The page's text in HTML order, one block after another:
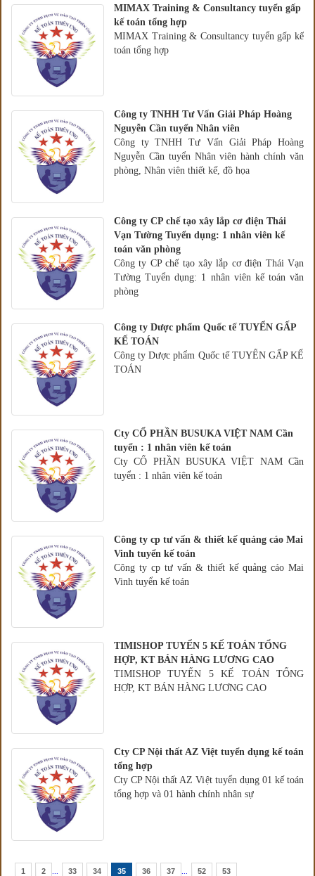
MIMAX Training & Consultancy tuyển gấp
kế toán tổng hợp
MIMAX Training & Consultancy tuyển gấp kế
toán tổng hợp
Công ty TNHH Tư Vấn Giải Pháp Hoàng
Nguyễn Cần tuyển Nhân viên
Công ty TNHH Tư Vấn Giải Pháp Hoàng
Nguyễn Cần tuyển Nhân viên hành chính văn
phòng, Nhân viên thiết kế, đồ họa
Công ty CP chế tạo xây lắp cơ điện Thái
Vạn Tường Tuyển dụng: 1 nhân viên kế
toán văn phòng
Công ty CP chế tạo xây lắp cơ điện Thái Vạn
Tường Tuyển dụng: 1 nhân viên kế toán văn
phòng
Công ty Dược phẩm Quốc tế TUYỂN GẤP
KẾ TOÁN
Công ty Dược phẩm Quốc tế TUYỂN GẤP KẾ
TOÁN
Cty CỔ PHẦN BUSUKA VIỆT NAM Cần
tuyển : 1 nhân viên kế toán
Cty CỔ PHẦN BUSUKA VIỆT NAM Cần
tuyển : 1 nhân viên kế toán
Công ty cp tư vấn & thiết kế quảng cáo Mai
Vinh tuyển kế toán
Công ty cp tư vấn & thiết kế quảng cáo Mai
Vinh tuyển kế toán
TIMISHOP TUYỂN 5 KẾ TOÁN TỔNG
HỢP, KT BÁN HÀNG LƯƠNG CAO
TIMISHOP TUYỂN 5 KẾ TOÁN TỔNG
HỢP, KT BÁN HÀNG LƯƠNG CAO
Cty CP Nội thất AZ Việt tuyển dụng kế toán
tổng hợp
Cty CP Nội thất AZ Việt tuyển dụng 01 kế toán
tổng hợp và 01 hành chính nhân sự
1 2 33 34 35 36 37 52 53